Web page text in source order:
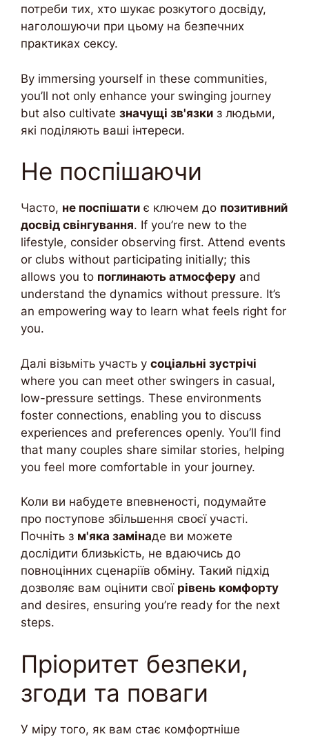
потреби тих, хто шукає розкутого досвіду,
наголошуючи при цьому на безпечних
практиках сексу.
By immersing yourself in these communities,
you’ll not only enhance your swinging journey
but also cultivate значущі зв'язки з людьми,
які поділяють ваші інтереси.
Не поспішаючи
Часто, не поспішати є ключем до позитивний
досвід свінгування. If you’re new to the
lifestyle, consider observing first. Attend events
or clubs without participating initially; this
allows you to поглинають атмосферу and
understand the dynamics without pressure. It’s
an empowering way to learn what feels right for
you.
Далі візьміть участь у соціальні зустрічі
where you can meet other swingers in casual,
low-pressure settings. These environments
foster connections, enabling you to discuss
experiences and preferences openly. You’ll find
that many couples share similar stories, helping
you feel more comfortable in your journey.
Коли ви набудете впевненості, подумайте
про поступове збільшення своєї участі.
Почніть з м'яка замінаде ви можете
дослідити близькість, не вдаючись до
повноцінних сценаріїв обміну. Такий підхід
дозволяє вам оцінити свої рівень комфорту
and desires, ensuring you’re ready for the next
steps.
Пріоритет безпеки,
згоди та поваги
У міру того, як вам стає комфортніше